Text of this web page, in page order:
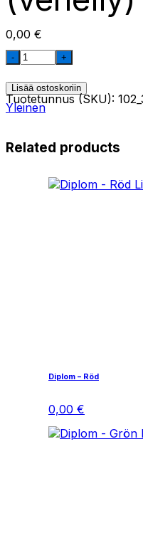
0,00 €
Diplomi
-
(veneily)
quantity
Lisää ostoskoriin
Tuotetunnus (SKU):
Yleinen
Related products
Diplom – Röd
0,00 €